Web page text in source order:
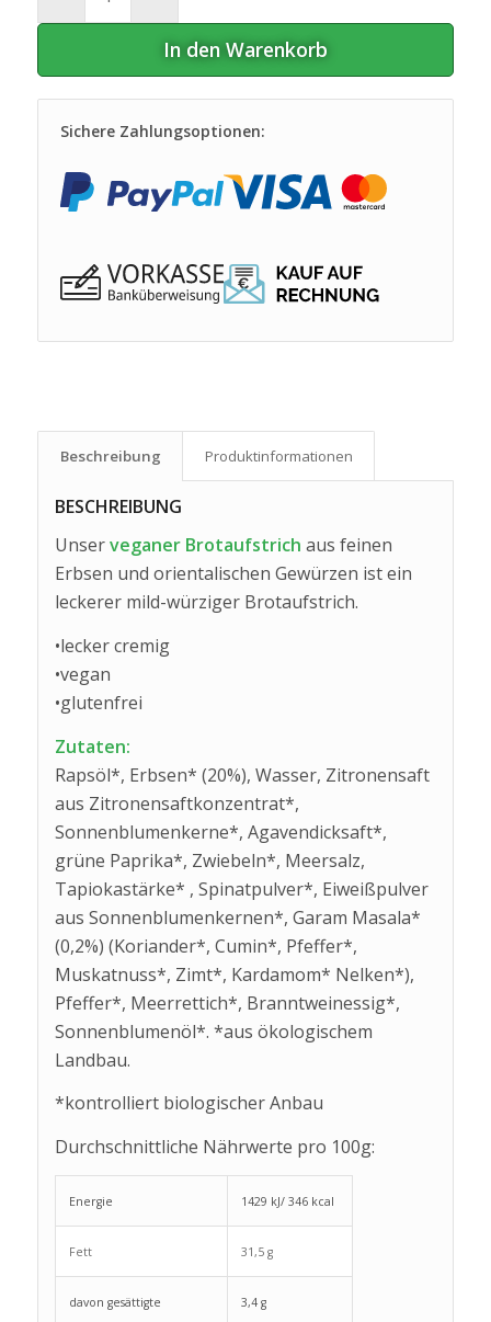
In den Warenkorb
Sichere Zahlungsoptionen:
Beschreibung Produkt­informationen
BESCHREIBUNG
Unserveganer Brotaufstrich aus feinen
Erbsen und orientalischen Gewürzen ist ein
leckerer mild-würziger Brotaufstrich.
•lecker cremig
•vegan
•glutenfrei
Zutaten:
Rapsöl*, Erbsen* (20%), Wasser, Zitronensaft
aus Zitronensaftkonzentrat*,
Sonnenblumenkerne*, Agavendicksaft*,
grüne Paprika*, Zwiebeln*, Meersalz,
Tapiokastärke* , Spinatpulver*, Eiweißpulver
aus Sonnenblumenkernen*, Garam Masala*
(0,2%) (Koriander*, Cumin*, Pfeffer*,
Muskatnuss*, Zimt*, Kardamom* Nelken*),
Pfeffer*, Meerrettich*, Branntweinessig*,
Sonnenblumenöl*. *aus ökologischem
Landbau.
*kontrolliert biologischer Anbau
Durchschnittliche Nährwerte pro 100g:
Energie 1429 kJ/ 346 kcal
Fett 31,5 g
davon gesättigte 3,4 g